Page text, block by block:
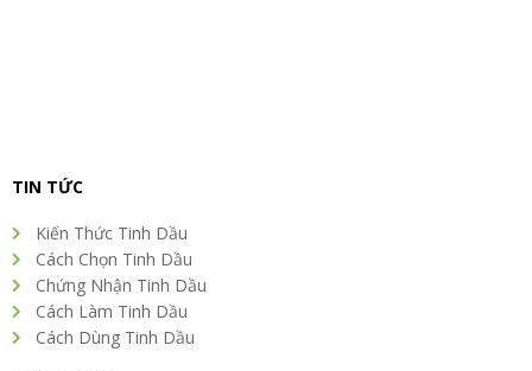
TIN TỨC
Kiến Thức Tinh Dầu
Cách Chọn Tinh Dầu
Chứng Nhận Tinh Dầu
Cách Làm Tinh Dầu
Cách Dùng Tinh Dầu